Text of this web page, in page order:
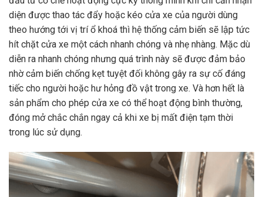
diện được thao tác đẩy hoặc kéo cửa xe của người dùng
theo hướng tới vị trí ổ khoá thì hệ thống cảm biến sẽ lập tức
hít chặt cửa xe một cách nhanh chóng và nhẹ nhàng. Mặc dù
diễn ra nhanh chóng nhưng quá trình này sẽ được đảm bảo
nhờ cảm biến chống kẹt tuyệt đối không gây ra sự cố đáng
tiếc cho người hoặc hư hỏng đồ vật trong xe. Và hơn hết là
sản phẩm cho phép cửa xe có thể hoạt động bình thường,
đóng mở chắc chắn ngay cả khi xe bị mất điện tạm thời
trong lúc sử dụng.